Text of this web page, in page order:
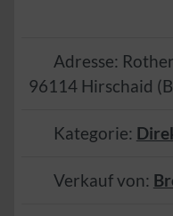
Adresse:
96114 Hirschaid (
Kategorie:
Verkauf von: